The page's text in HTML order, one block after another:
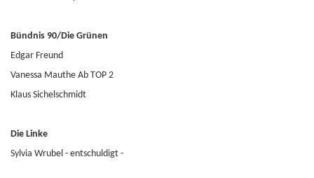
Bündnis 90/Die Grünen
Edgar Freund
Vanessa Mauthe Ab TOP 2
Klaus Sichelschmidt
Die Linke
Sylvia Wrubel - entschuldigt -